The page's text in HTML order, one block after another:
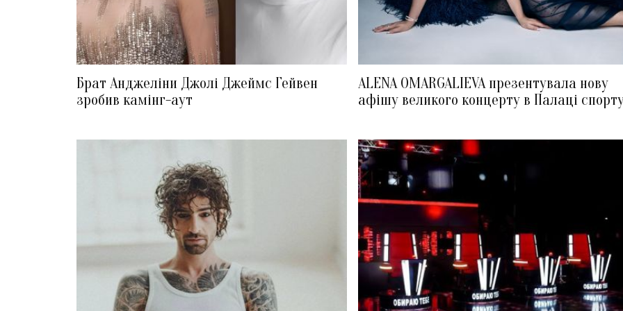
Брат Анджеліни Джолі Джеймс Гейвен
зробив камінг-аут
ALENA OMARGALIEVA презентувала нову
афішу великого концерту в Палаці